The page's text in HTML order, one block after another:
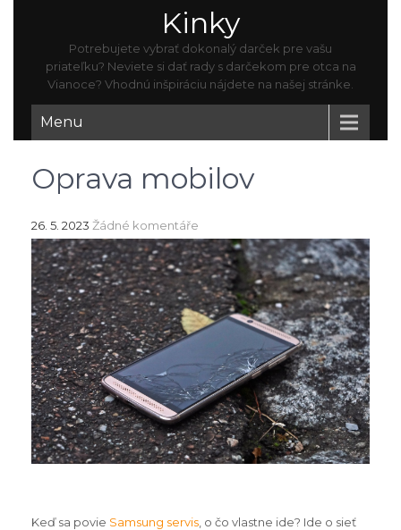
Kinky
Potrebujete vybrať dokonalý darček pre vašu
priateľku? Neviete si dať rady s darčekom pre otca na
Vianoce? Vhodnú inšpiráciu nájdete na našej stránke.
Menu
Oprava mobilov
26. 5. 2023 Žádné komentáře
Keď sa povie Samsung servis , o čo vlastne ide? Ide o sieť